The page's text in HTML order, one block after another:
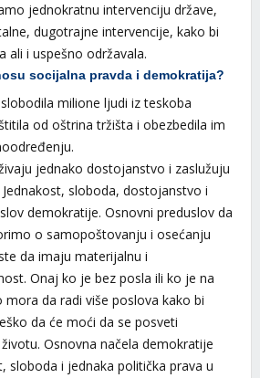
jednokratnu intervenciju države,
dugotrajne intervencije, kako bi
ali i uspešno održavala.
socijalna pravda i demokratija?
milione ljudi iz teskoba
od oštrina tržišta i obezbedila im
jednako dostojanstvo i zaslužuju
sloboda, dostojanstvo i
demokratije. Osnovni preduslov da
o samopoštovanju i osećanju
da imaju materijalnu i
Onaj ko je bez posla ili ko je na
mora da radi više poslova kako bi
da će moći da se posveti
Osnovna načela demokratije
sloboda i jednaka politička prava u